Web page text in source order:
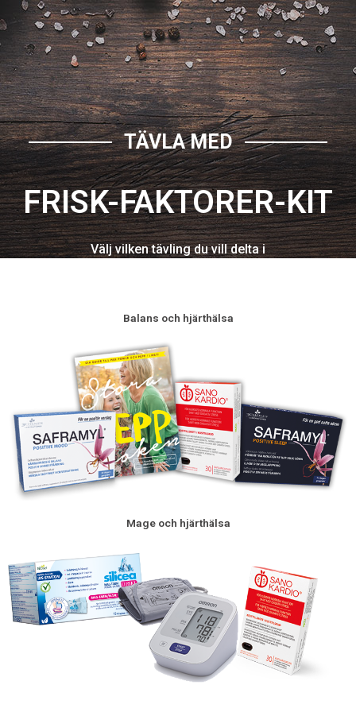
TÄVLA MED
FRISK-FAKTORER-KIT
Välj vilken tävling du vill delta i
Balans och hjärthälsa
Mage och hjärthälsa